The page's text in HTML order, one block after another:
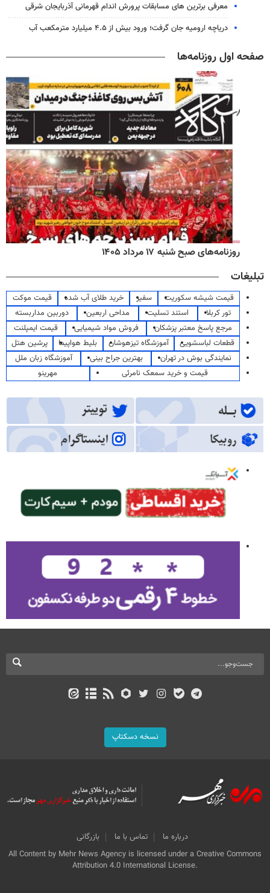
معرفی برترین های مسابقات پرورش اندام قهرمانی آذربایجان شرقی
دریاچه ارومیه جان گرفت؛ ورود بیش از ۴.۵ میلیارد مترمکعب آب
صفحه اول روزنامه‌ها
روزنامه‌های صبح شنبه ۱۷ مرداد ۱۴۰۵
تبلیغات
قیمت شیشه سکوریت سفیر خرید طلای آب شده
قیمت موکت
تور کربلا
استند تسلیت مداحی اربعین
دوربین مداربسته
مرجع پاسخ معتبر پزشکان
فروش مواد شیمیایی
قیمت ایمپلنت
قطعات لباسشویی
آموزشگاه تیزهوشان بلیط هواپیما
پرشین هتل
نمایندگی بوش در تهران
بهترین جراح بینی
آموزشگاه زبان ملل
قیمت و خرید سمعک نامرئی
مهرینو
نسخه دسکتاپ
درباره ما تماس با ما
بازرگانی
All Content by Mehr News Agency is licensed under a Creative Commons
Attribution 4.0 International License.